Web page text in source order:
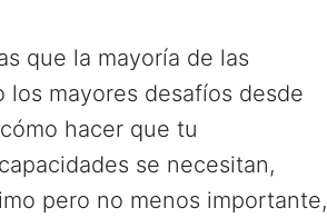
que la mayoría de las
los mayores desafíos desde
hacer que tu
se necesitan,
pero no menos importante,